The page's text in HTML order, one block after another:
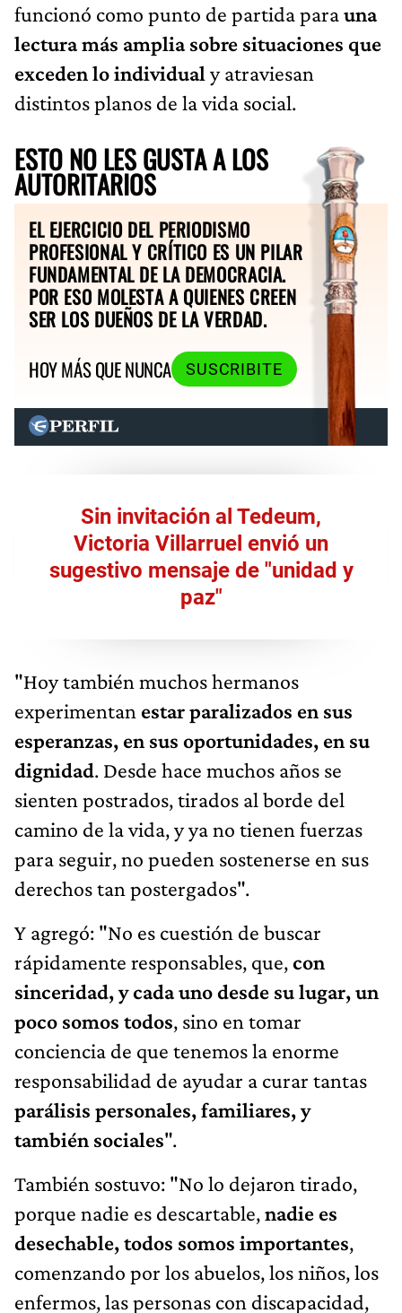
funcionó como punto de partida parauna
lectura más amplia sobre situaciones que
exceden lo individual y atraviesan
distintos planos de la vida social.
ESTO NO LES GUSTA A LOS
AUTORITARIOS
EL EJERCICIO DEL PERIODISMO
PROFESIONAL Y CRÍTICO ES UN PILAR
FUNDAMENTAL DE LA DEMOCRACIA.
POR ESO MOLESTA A QUIENES CREEN
SER LOS DUEÑOS DE LA VERDAD.
HOY MÁS QUE NUNCA
SUSCRIBITE
Sin invitación al Tedeum,
Victoria Villarruel envió un
sugestivo mensaje de "unidad y
paz"
"Hoy también muchos hermanos
experimentan estar paralizados en sus
esperanzas, en sus oportunidades, en su
dignidad. Desde hace muchos años se
sienten postrados, tirados al borde del
camino de la vida, y ya no tienen fuerzas
para seguir, no pueden sostenerse en sus
derechos tan postergados".
Y agregó: "No es cuestión de buscar
rápidamente responsables, que,con
sinceridad, y cada uno desde su lugar, un
poco somos todos, sino en tomar
conciencia de que tenemos la enorme
responsabilidad de ayudar a curar tantas
parálisis personales, familiares, y
también sociales".
También sostuvo: "No lo dejaron tirado,
porque nadie es descartable,nadie es
desechable, todos somos importantes,
comenzando por los abuelos, los niños, los
enfermos, las personas con discapacidad,